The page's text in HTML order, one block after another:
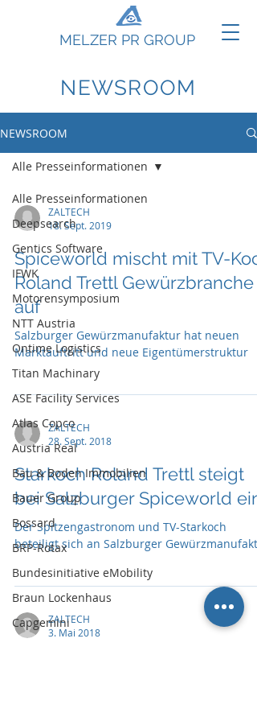
MELZER PR GROUP
NEWSROOM
NEWSROOM
Alle Presseinformationen
Deepsearch
Gentics Software
IFWK
Motorensymposium
NTT Austria
Ontime Logistics
Titan Machinary
ASE Facility Services
Atlas Copco
Austria Real
Bau & Boden Immobilien
Bauer Group
Bossard
BRP-Rotax
Bundesinitiative eMobility
Braun Lockenhaus
Capgemini
Alle Presseinformationen
ZALTECH
18. Sept. 2019
Spiceworld mischt mit TV-
Roland Trettl Gewürzbranche
auf
Salzburger Gewürzmanufaktur hat neuen
Marktauftritt und neue Eigentümerstruktur
ZALTECH
28. Sept. 2018
Starkoch Roland Trettl steigt
bei Salzburger Spiceworld ein
Der Spitzengastronom und TV-Starkoch
beteiligt sich an Salzburger
ZALTECH
3. Mai 2018